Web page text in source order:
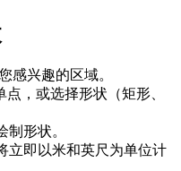
感兴趣的区域。
，或选择形状（矩形、
形状。
立即以米和英尺为单位计